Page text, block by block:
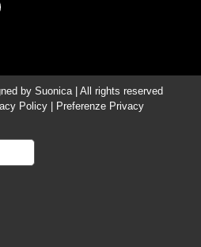
by Suonica| All rights reserved
Policy | Preferenze Privacy